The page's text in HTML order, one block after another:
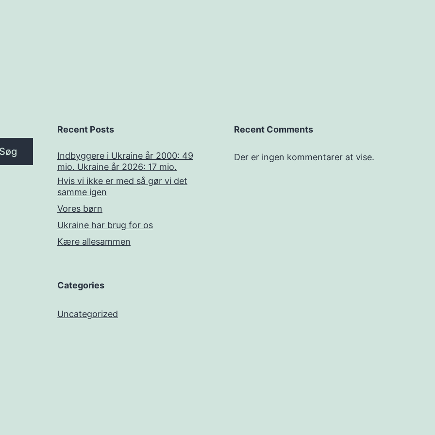
Recent Posts
Indbyggere i Ukraine år 2000: 49
mio. Ukraine år 2026: 17 mio.
Hvis vi ikke er med så gør vi det
samme igen
Vores børn
Ukraine har brug for os
Kære allesammen
Recent Comments
Der er ingen kommentarer at vise.
Categories
Uncategorized